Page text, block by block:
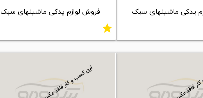
یدکی ماشینهای سبک فروش لوازم یدکی ماشینهای سبک
star